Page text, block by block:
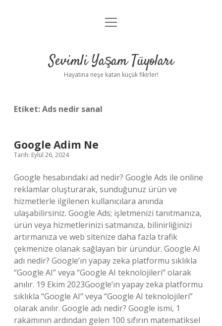
Anasayfa
Yasal Uyarı
menüyü
Sevimli Yaşam Tüyoları
Hayatına neşe katan küçük fikirler!
Etiket:Ads nedir sanal
Google Adim Ne
Tarih: Eylül 26, 2024
Google hesabındaki ad nedir? Google Ads ile online
reklamlar oluşturarak, sunduğunuz ürün ve
hizmetlerle ilgilenen kullanıcılara anında
ulaşabilirsiniz. Google Ads; işletmenizi tanıtmanıza,
ürün veya hizmetlerinizi satmanıza, bilinirliğinizi
artırmanıza ve web sitenize daha fazla trafik
çekmenize olanak sağlayan bir üründür. Google AI
adı nedir? Google’ın yapay zeka platformu sıklıkla
“Google AI” veya “Google AI teknolojileri” olarak
anılır. 19 Ekim 2023Google’ın yapay zeka platformu
sıklıkla “Google AI” veya “Google AI teknolojileri”
olarak anılır. Google adı nedir? Google ismi, 1
rakamının ardından gelen 100 sıfırın matematiksel